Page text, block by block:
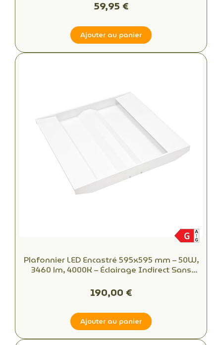
59,95 €
Ajouter au panier
Plafonnier LED Encastré 595x595 mm – 50W,
3460 lm, 4000K – Éclairage Indirect Sans
190,00 €
Ajouter au panier